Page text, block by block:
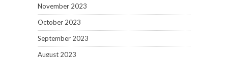
November 2023
October 2023
September 2023
August 2023